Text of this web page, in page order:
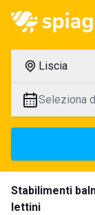
Liscia
Seleziona
Stabilimenti
lettini